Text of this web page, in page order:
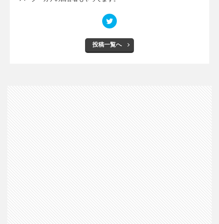
投稿一覧へ